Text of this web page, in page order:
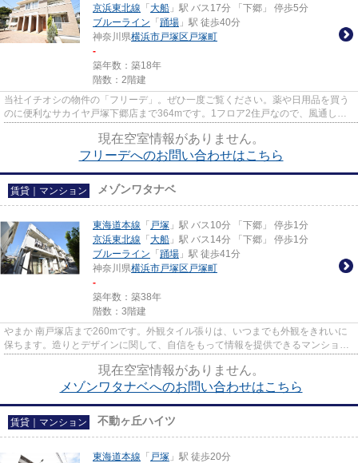
京浜東北線 「 大船 」駅 バス17分 「下郷」 停歩5分
ブルーライン 「 踊場 」駅 徒歩40分
神奈川県横浜市戸塚区 戸塚町
-
築年数：築18年
階数：2階建
当社イチオシの物件の「フリーデ」。ぜひ一度ご覧ください。薬や日用品を買う
のに便利なサカイヤ戸塚下郷店まで364mです。1フロア2住戸なので、風通しも
現在空室情報がありません。
フリーデへのお問い合わせはこちら
賃貸｜マンション メゾンワタナベ
東海道本線 「 戸塚 」駅 バス10分 「下郷」 停歩1分
京浜東北線 「 大船 」駅 バス14分 「下郷」 停歩1分
ブルーライン 「 踊場 」駅 徒歩41分
神奈川県横浜市戸塚区 戸塚町
-
築年数：築38年
階数：3階建
やまか 南戸塚店まで260mです。外観タイル張りは、いつまでも外観をきれいに
保ちます。造りとデザインに関して、自信をもって情報を提供できるマンション
現在空室情報がありません。
メゾンワタナベへのお問い合わせはこちら
賃貸｜マンション 不動ヶ丘ハイツ
東海道本線 「 戸塚 」駅 徒歩20分